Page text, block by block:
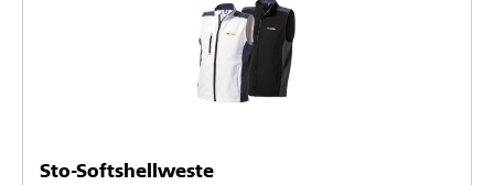
Sto-Softshellweste